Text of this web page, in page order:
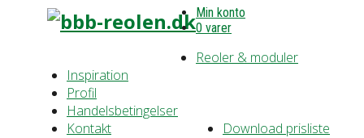
Min konto
0 varer
Reoler & moduler
Inspiration
Profil
Handelsbetingelser
Download prisliste
Kontakt